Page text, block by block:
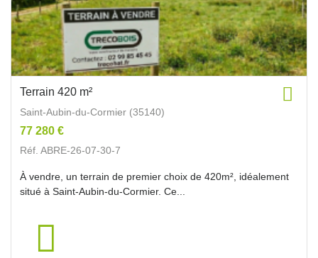
Terrain 420 m²
Saint-Aubin-du-Cormier (35140)
77 280 €
Réf. ABRE-26-07-30-7
À vendre, un terrain de premier choix de 420m², idéalement
situé à Saint-Aubin-du-Cormier. Ce...